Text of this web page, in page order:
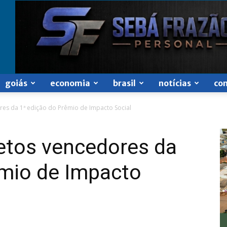
goiás economia brasil notícias
da 1ª edição do Prêmio de Impacto Social
vencedores da
de Impacto